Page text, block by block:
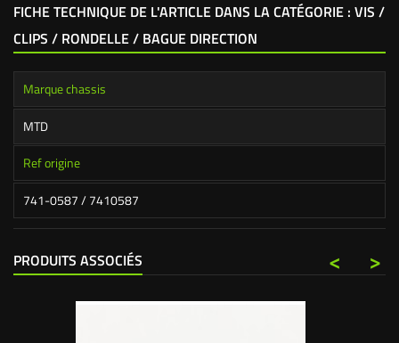
FICHE TECHNIQUE DE L'ARTICLE DANS LA CATÉGORIE : VIS /
CLIPS / RONDELLE / BAGUE DIRECTION
Marque chassis
MTD
Ref origine
741-0587 / 7410587
PRODUITS ASSOCIÉS >
<